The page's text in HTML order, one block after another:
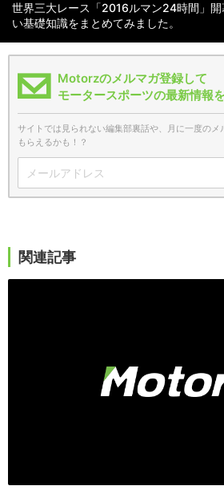
世界三大レース「2016ルマン24時間」
い基礎知識をまとめてみました。
Motorzのメルマガ登録して
モータースポーツの最新情報を
サイトでは見られない編集部裏話や、月に一度のメ
もらえるかも！？
関連記事